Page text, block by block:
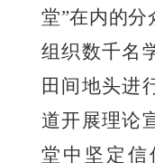
堂”在内的分
组织数千名
田间地头进
道开展理论
堂中坚定信